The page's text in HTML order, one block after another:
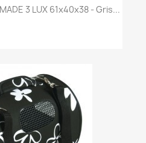
3 LUX 61x40x38 - Gris...